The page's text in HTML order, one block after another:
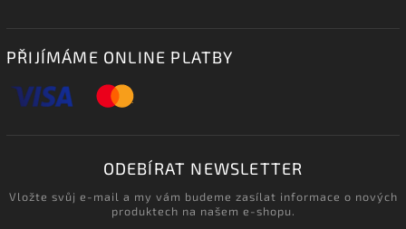
PŘIJÍMÁME ONLINE PLATBY
ODEBÍRAT NEWSLETTER
Vložte svůj e-mail a my vám budeme zasílat informace o nových
produktech na našem e-shopu.